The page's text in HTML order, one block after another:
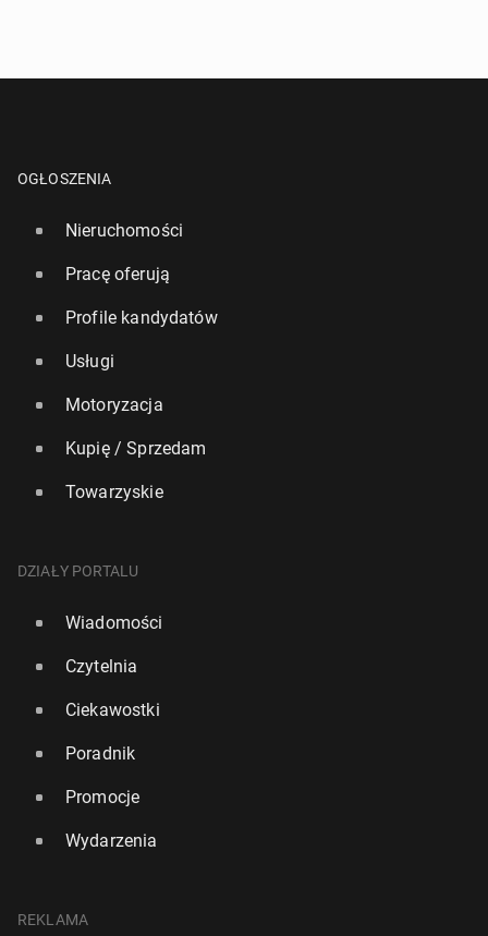
OGŁOSZENIA
Nieruchomości
Pracę oferują
Profile kandydatów
Usługi
Motoryzacja
Kupię / Sprzedam
Towarzyskie
DZIAŁY PORTALU
Wiadomości
Czytelnia
Ciekawostki
Poradnik
Promocje
Wydarzenia
REKLAMA